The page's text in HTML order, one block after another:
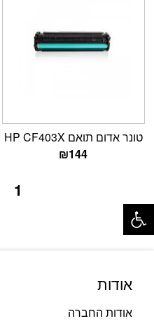
טונר אדום תואם HP CF403X
₪144
1
אודות
אודות החברה
פתח סרגל נגישות